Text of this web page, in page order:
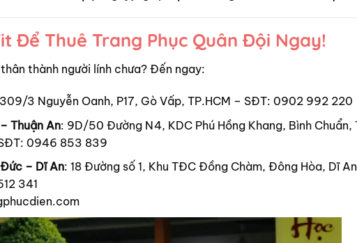
Để Thuê Trang Phục Quân Đội Ngay!
thành người lính chưa? Đến ngay:
3 Nguyễn Oanh, P17, Gò Vấp, TP.HCM – SĐT: 0902 992 220
Thuận An: 9D/50 Đường N4, KDC Phú Hồng Khang, Bình Chuẩn,
0946 853 839
– Dĩ An: 18 Đường số 1, Khu TĐC Đồng Chàm, Đông Hòa, Dĩ
341